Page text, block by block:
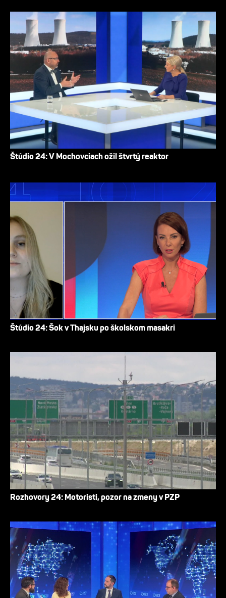
Štúdio 24: V Mochovciach ožil štvrtý reaktor
Štúdio 24: Šok v Thajsku po školskom masakri
Rozhovory 24: Motoristi, pozor na zmeny v PZP